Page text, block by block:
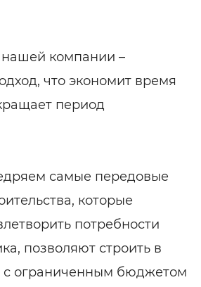
компании –
что экономит время
период
самые передовые
которые
потребности
позволяют строить в
с ограниченным бюджетом